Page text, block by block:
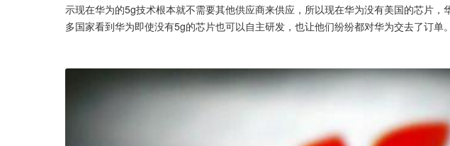
示现在华为的5g技术根本就不需要其他供应商来供应，所以现在华为没有美国的芯片，
多国家看到华为即使没有5g的芯片也可以自主研发，也让他们纷纷都对华为交去了订单。